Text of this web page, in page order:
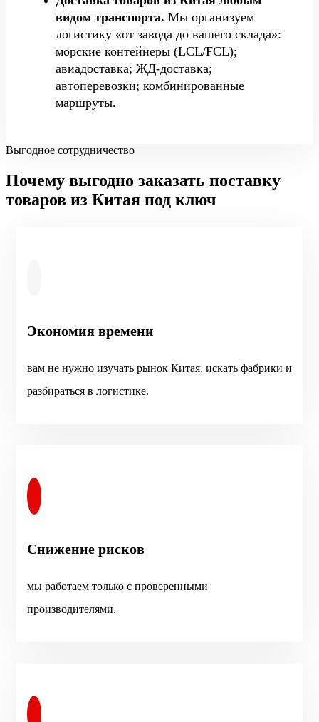
видом транспорта. Мы организуем
логистику «от завода до вашего склада»:
морские контейнеры (LCL/FCL);
авиадоставка; ЖД-доставка;
автоперевозки; комбинированные
маршруты.
Выгодное сотрудничество
Почему выгодно заказать поставку
товаров из Китая под ключ
Экономия времени
вам не нужно изучать рынок Китая, искать фабрики и
разбираться в логистике.
Снижение рисков
мы работаем только с проверенными
производителями.